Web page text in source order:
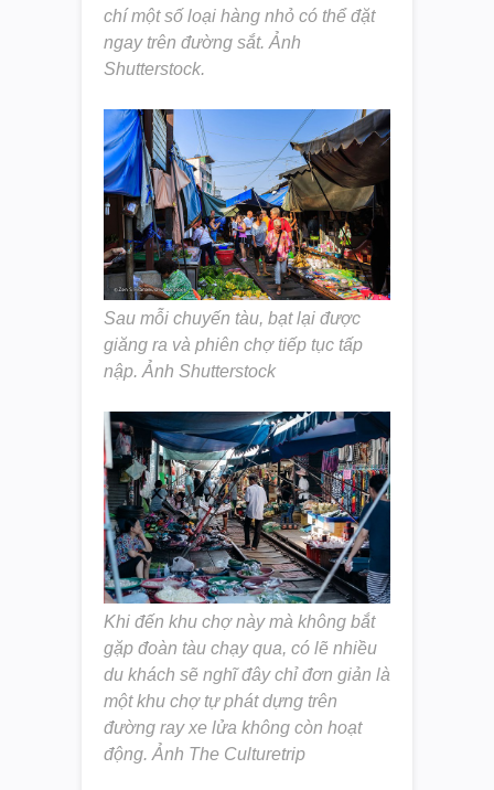
chí một số loại hàng nhỏ có thể đặt
ngay trên đường sắt. Ảnh
Shutterstock.
Sau mỗi chuyến tàu, bạt lại được
giăng ra và phiên chợ tiếp tục tấp
nập. Ảnh Shutterstock
Khi đến khu chợ này mà không bắt
gặp đoàn tàu chạy qua, có lẽ nhiều
du khách sẽ nghĩ đây chỉ đơn giản là
một khu chợ tự phát dựng trên
đường ray xe lửa không còn hoạt
động. Ảnh The Culturetrip